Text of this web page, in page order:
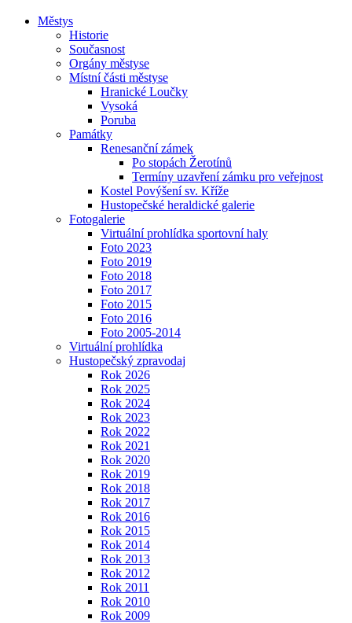
Městys
Historie
Současnost
Orgány městyse
Místní části městyse
Hranické Loučky
Vysoká
Poruba
Památky
Renesanční zámek
Po stopách Žerotínů
Termíny uzavření zámku pro veřejnost
Kostel Povýšení sv. Kříže
Hustopečské heraldické galerie
Fotogalerie
Virtuální prohlídka sportovní haly
Foto 2023
Foto 2019
Foto 2018
Foto 2017
Foto 2015
Foto 2016
Foto 2005-2014
Virtuální prohlídka
Hustopečský zpravodaj
Rok 2026
Rok 2025
Rok 2024
Rok 2023
Rok 2022
Rok 2021
Rok 2020
Rok 2019
Rok 2018
Rok 2017
Rok 2016
Rok 2015
Rok 2014
Rok 2013
Rok 2012
Rok 2011
Rok 2010
Rok 2009